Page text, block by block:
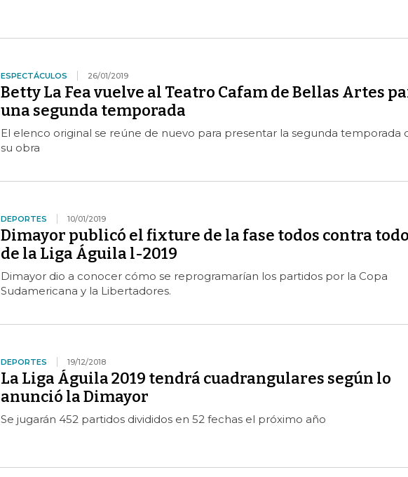
ESPECTÁCULOS 26/01/2019
Betty La Fea vuelve al Teatro Cafam de Bellas Artes
una segunda temporada
El elenco original se reúne de nuevo para presentar la segunda temporada
su obra
DEPORTES 10/01/2019
Dimayor publicó el fixture de la fase todos contra
de la Liga Águila l-2019
Dimayor dio a conocer cómo se reprogramarían los partidos por la Copa
Sudamericana y la Libertadores.
DEPORTES 19/12/2018
La Liga Águila 2019 tendrá cuadrangulares según lo
anunció la Dimayor
Se jugarán 452 partidos divididos en 52 fechas el próximo año